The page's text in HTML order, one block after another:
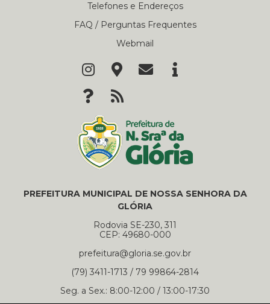
Telefones e Endereços
FAQ / Perguntas Frequentes
Webmail
PREFEITURA MUNICIPAL DE NOSSA SENHORA DA
GLÓRIA
Rodovia SE-230, 311
CEP: 49680-000
prefeitura@gloria.se.gov.br
(79) 3411-1713 / 79 99864-2814
Seg. a Sex.: 8:00-12:00 / 13:00-17:30